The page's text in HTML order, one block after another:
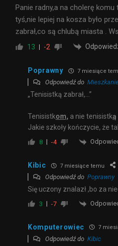
Panie radny,a na cholerę
tyś,nie lepiej na kosza było
zabrał,co są chlubą miasta .
13 -2
Poprawny 7 miesiące
Odpowiedź do
„Tenisistką zabrał,…”
Tenisistkom, a nie tenisistką
Jakie szkoły kończycie, że
8 -4
Kibic 7 miesiące temu
Odpowiedź do Poprawny
Się uczony znalazł ,bo za
3 -7
Komputerowiec 7
Odpowiedź do Kibic